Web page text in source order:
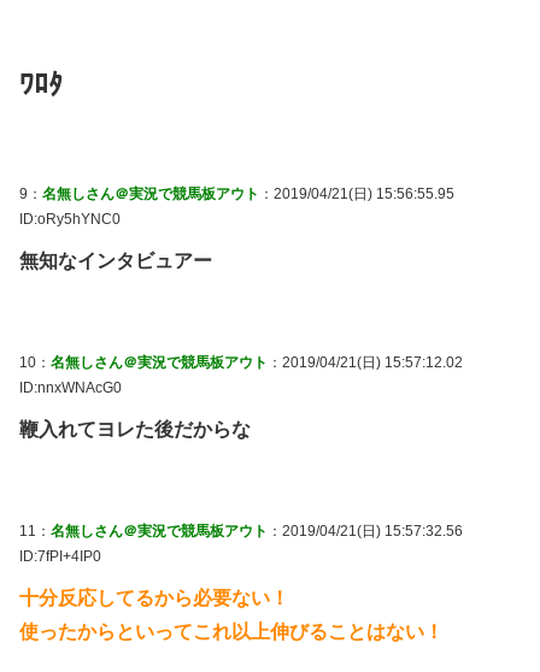
ﾜﾛﾀ
9： 名無しさん＠実況で競馬板アウト ：2019/04/21(日) 15:56:55.95
ID:oRy5hYNC0
無知なインタビュアー
10： 名無しさん＠実況で競馬板アウト ：2019/04/21(日) 15:57:12.02
ID:nnxWNAcG0
鞭入れてヨレた後だからな
11： 名無しさん＠実況で競馬板アウト ：2019/04/21(日) 15:57:32.56
ID:7fPI+4IP0
十分反応してるから必要ない！
使ったからといってこれ以上伸びることはない！